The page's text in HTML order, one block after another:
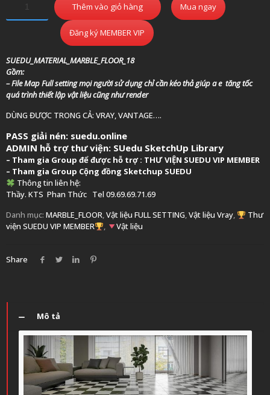
Thêm vào giỏ hàng Mua ngay
Đăng ký MEMBER VIP
SUEDU_MATERIAL_MARBLE_FLOOR_18
Gồm:
– File Map Full setting mọi người sử dụng chỉ cần kéo thả giúp a e tăng tốc
quá trình thiết lập vật liệu cũng như render
DÙNG ĐƯỢC TRONG CẢ: VRAY, VANTAGE….
PASS giải nén: suedu.online
ADMIN hỗ trợ thư viện: SUedu SketchUp Library
– Tham gia Group để được hỗ trợ : THƯ VIỆN SUEDU VIP MEMBER
– Tham gia Group Cộng đồng Sketchup SUEDU
Thông tin liên hệ:
Thầy. KTS Phan Thức Tel 09.69.69.71.69
Danh mục: MARBLE_FLOOR,Vật liệu FULL SETTING,Vật liệu Vray,
Thư
viện SUEDU VIP MEMBER
, Vật liệu
Share
Mô tả